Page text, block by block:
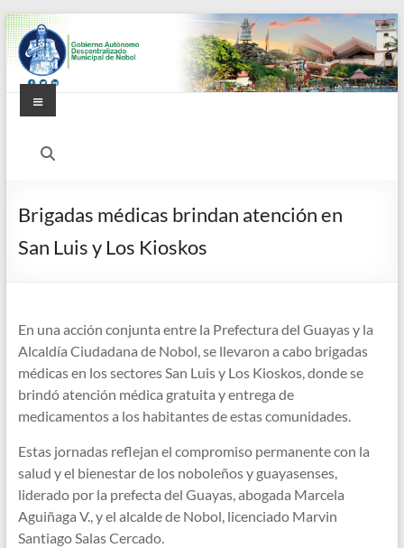
Saltar
al
contenido
Alcaldía
de
Nobol
Menú
Brigadas médicas brindan atención en
San Luis y Los Kioskos
En una acción conjunta entre la Prefectura del Guayas y la
Alcaldía Ciudadana de Nobol, se llevaron a cabo brigadas
médicas en los sectores San Luis y Los Kioskos, donde se
brindó atención médica gratuita y entrega de
medicamentos a los habitantes de estas comunidades.
Estas jornadas reflejan el compromiso permanente con la
salud y el bienestar de los noboleños y guayasenses,
liderado por la prefecta del Guayas, abogada Marcela
Aguiñaga V., y el alcalde de Nobol, licenciado Marvin
Santiago Salas Cercado.